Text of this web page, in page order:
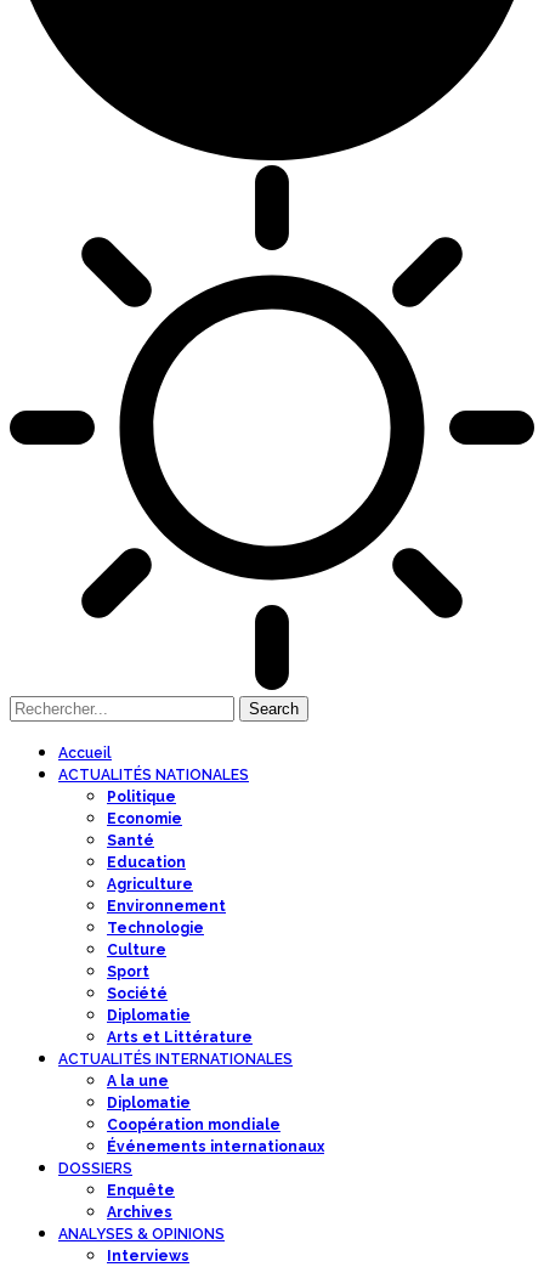
Accueil
ACTUALITÉS NATIONALES
Politique
Economie
Santé
Education
Agriculture
Environnement
Technologie
Culture
Sport
Société
Diplomatie
Arts et Littérature
ACTUALITÉS INTERNATIONALES
A la une
Diplomatie
Coopération mondiale
Événements internationaux
DOSSIERS
Enquête
Archives
ANALYSES & OPINIONS
Interviews